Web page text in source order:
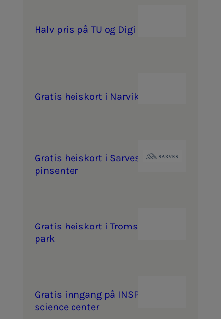
Halv pris på TU og Digi
Gra­­­tis heis­kort i Nar­vik­­­fjel­­­let
Gra­­­tis heis­kort i Sar­ve­sAl­ta Al­
pin­­­sen­­­ter
Gra­­­tis heis­kort i Tromsø Al­pin­­­
park
Gra­­­tis inn­­­­­gang på IN­­­SPI­RIA
scien­ce cen­­­ter